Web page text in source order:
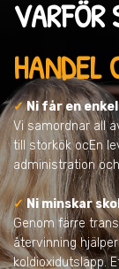
VARFÖR
HANDEL
✓Ni får en
Vi samordnar all
till storkök ocEn
administration
✓ Ni minskar
Genom färre
återvinning
koldioxidutsläpp.